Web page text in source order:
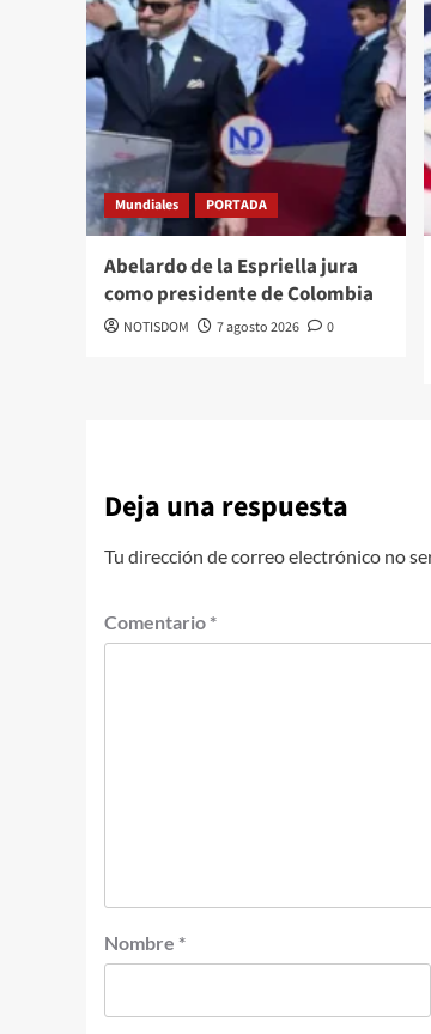
Mundiales PORTADA
Abelardo de la Espriella jura
como presidente de Colombia
NOTISDOM 7 agosto 2026 0
Deja una respuesta
Tu dirección de correo electrónico no
Comentario *
Nombre *